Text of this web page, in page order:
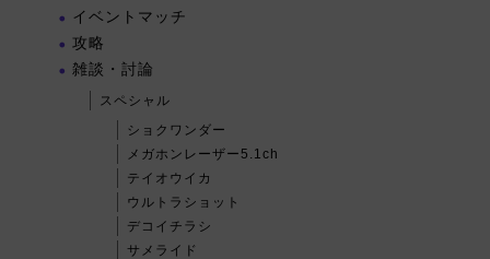
イベントマッチ
攻略
雑談・討論
スペシャル
ショクワンダー
メガホンレーザー5.1ch
テイオウイカ
ウルトラショット
デコイチラシ
サメライド